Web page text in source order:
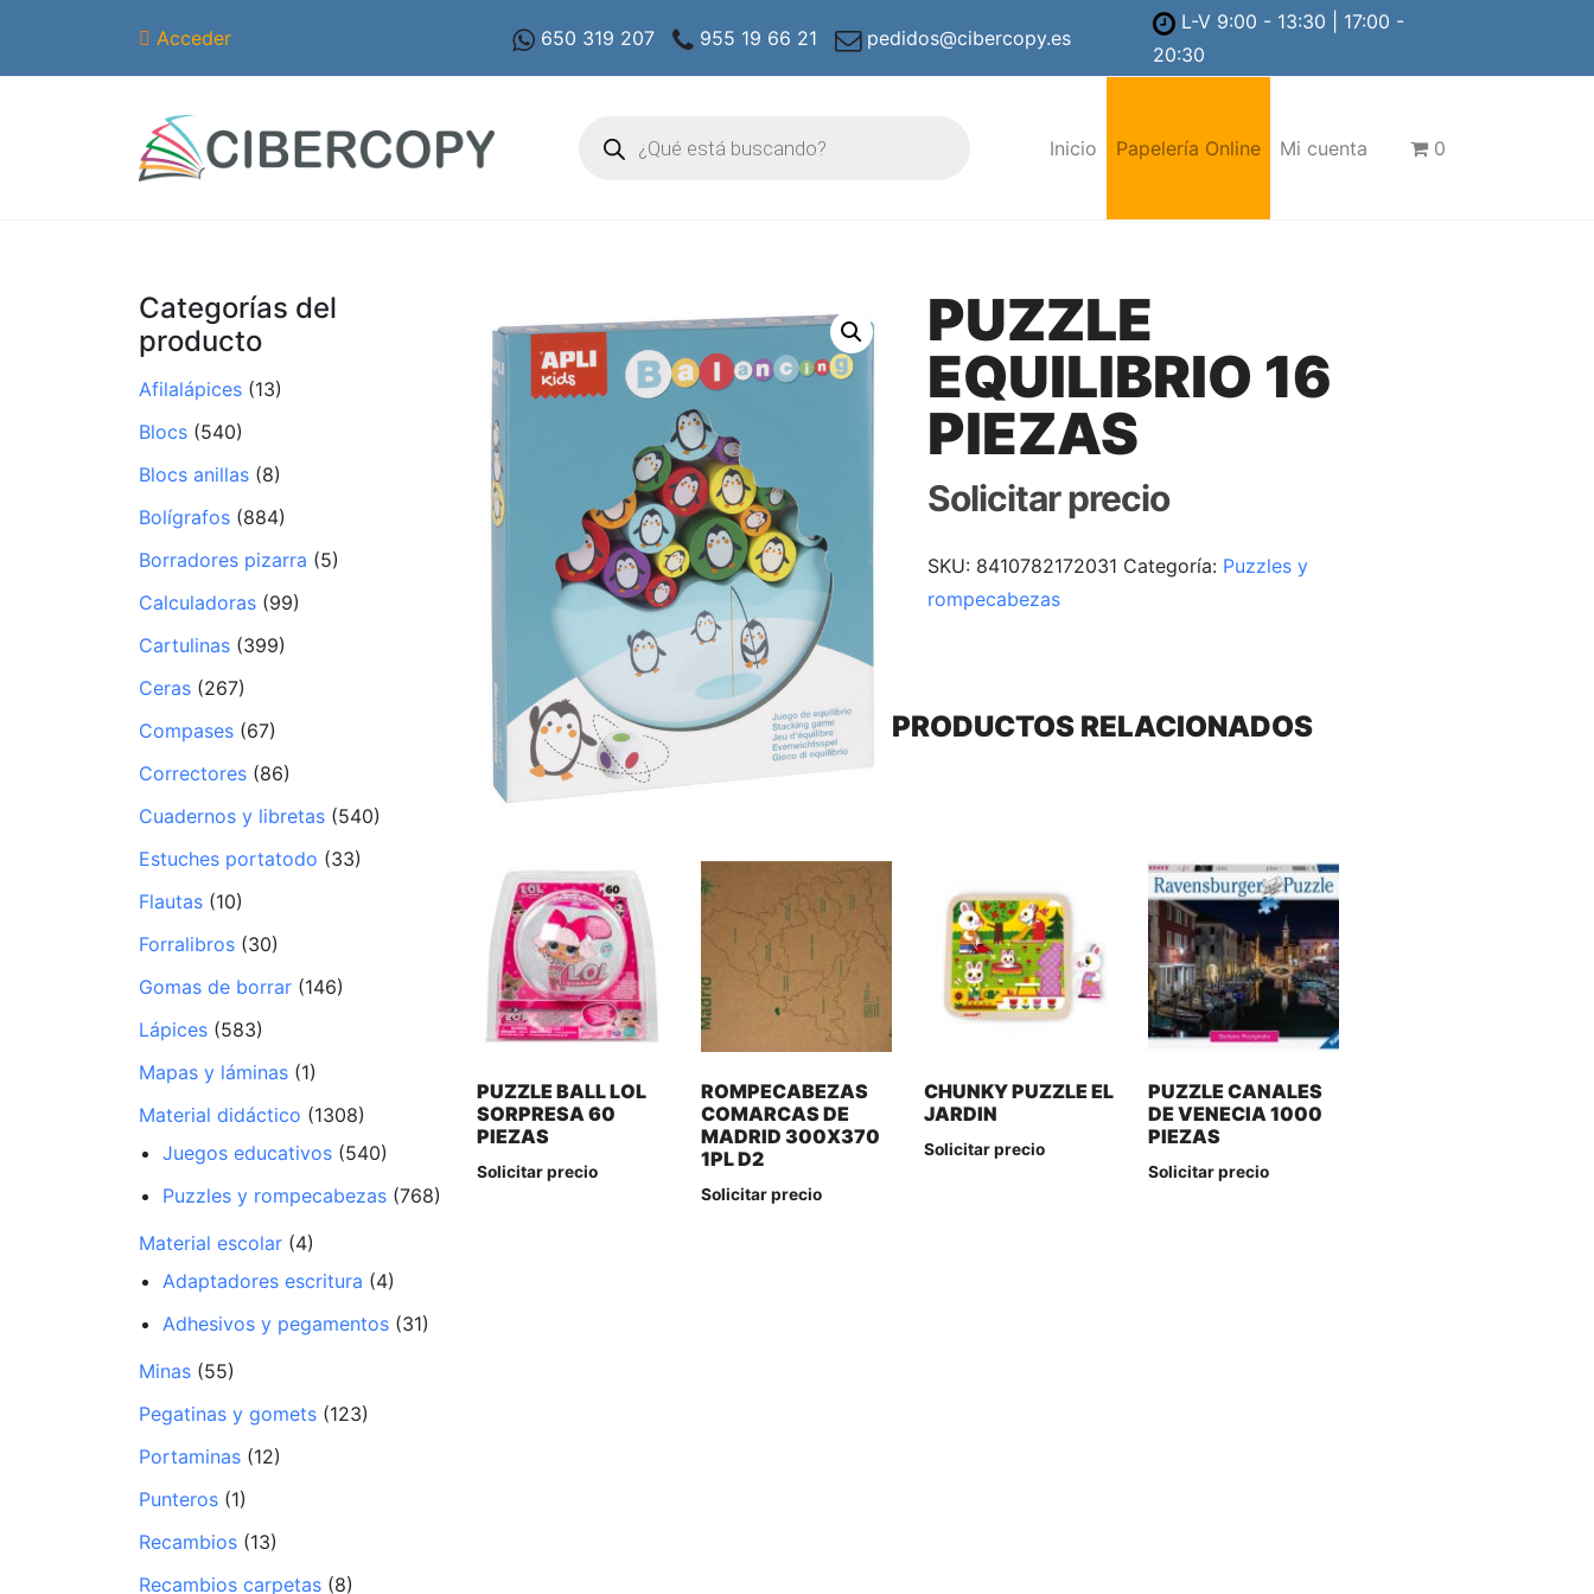
Acceder 650 319 207 955 19 66 21 pedidos@cibercopy.es
L-V 9:00 - 13:30 | 17:00 -
20:30
productos
Inicio Papelería Online Mi cuenta 0
Categorías del
producto
Afilalápices (13)
Blocs (540)
Blocs anillas (8)
Bolígrafos (884)
Borradores pizarra (5)
Calculadoras (99)
Cartulinas (399)
Ceras (267)
Compases (67)
Correctores (86)
Cuadernos y libretas (540)
Estuches portatodo (33)
Flautas (10)
Forralibros (30)
Gomas de borrar (146)
Lápices (583)
Mapas y láminas (1)
Material didáctico (1308)
Juegos educativos (540)
Puzzles y rompecabezas (768)
Material escolar (4)
Adaptadores escritura (4)
Adhesivos y pegamentos (31)
Minas (55)
Pegatinas y gomets (123)
Portaminas (12)
Punteros (1)
Recambios (13)
Recambios carpetas (8)
PUZZLE
EQUILIBRIO 16
PIEZAS
Solicitar precio
SKU: 8410782172031 Categoría: Puzzles y
rompecabezas
PRODUCTOS RELACIONADOS
PUZZLE BALL LOL
SORPRESA 60
PIEZAS
Solicitar precio
ROMPECABEZAS
COMARCAS DE
MADRID 300X370
1PL D2
Solicitar precio
CHUNKY PUZZLE EL
JARDIN
Solicitar precio
PUZZLE CANALES
DE VENECIA 1000
PIEZAS
Solicitar precio